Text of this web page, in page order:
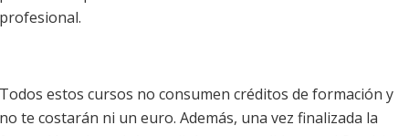
profesional.
Todos estos cursos no consumen créditos de formación y
no te costarán ni un euro. Además, una vez finalizada la